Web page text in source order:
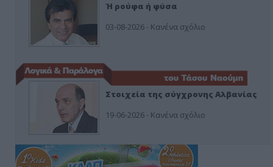
Ή ρούφα ή φύσα
03-08-2026 - Κανένα σχόλιο
Στοιχεία της σύγχρονης Αλβανίας
19-06-2026 - Κανένα σχόλιο